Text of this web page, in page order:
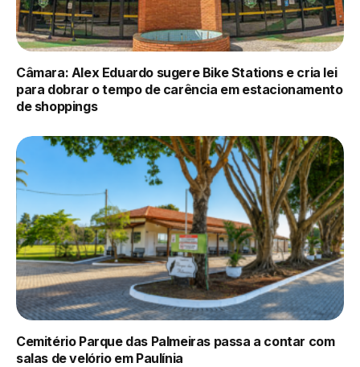
Câmara: Alex Eduardo sugere Bike Stations e cria lei
para dobrar o tempo de carência em estacionamento
de shoppings
Cemitério Parque das Palmeiras passa a contar com
salas de velório em Paulínia